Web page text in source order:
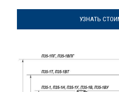
УЗНАТЬ